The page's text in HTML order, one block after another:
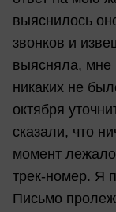
выяснилось
звонков и
выясняла, мне
никаких не
октября
сказали, что
момент
трек-номер. Я
Письмо